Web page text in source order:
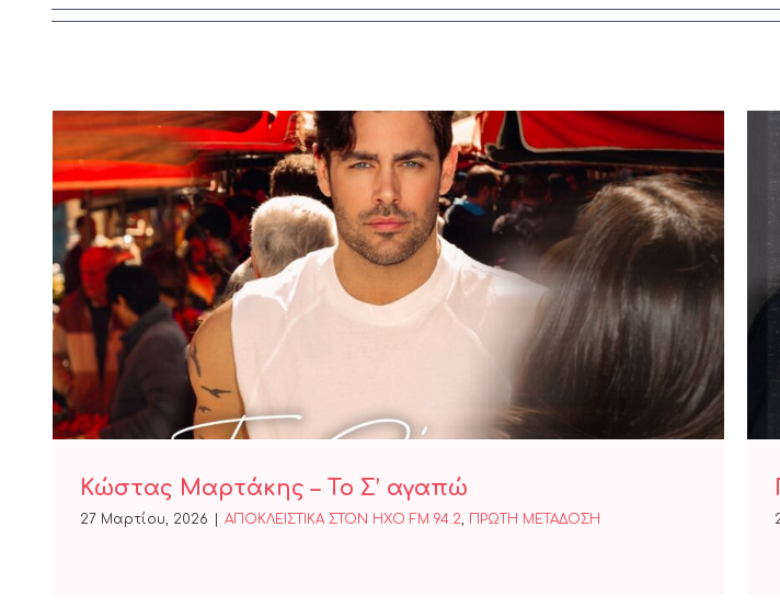
Κώστας Μαρτάκης – Το Σ’ αγαπώ
Κώστας Μαρτάκης – Το Σ’ αγαπώ
27 Μαρτίου, 2026 ΑΠΟΚΛΕΙΣΤΙΚΑ ΣΤΟΝ ΗΧΟ FM 94.2, ΠΡΩΤΗ ΜΕΤΑΔΟΣΗ